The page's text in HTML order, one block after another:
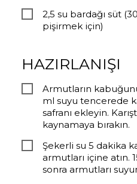
2,5 su bardağı süt
pişirmek için)
HAZIRLANIŞI
Armutların
ml suyu tencerede
safranı ekleyin.
kaynamaya bırakın.
Şekerli su 5 dakika
armutları içine atın.
sonra armutları